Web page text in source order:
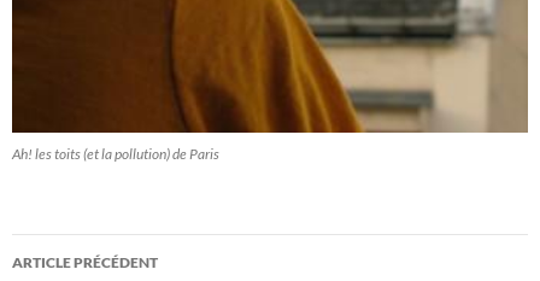
Ah! les toits (et la pollution) de Paris
Navigation
ARTICLE PRÉCÉDENT